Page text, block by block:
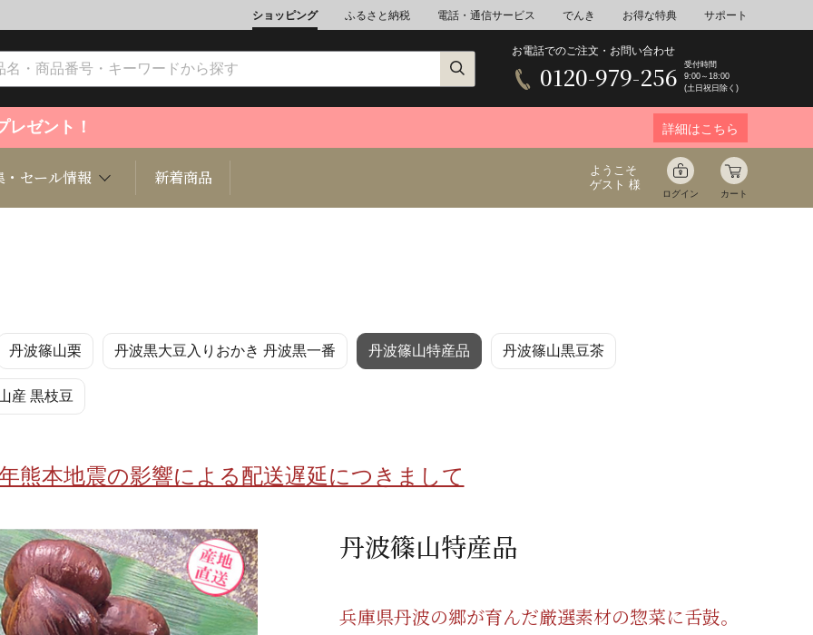
ショッピング ふるさと納税 電話・通信サービス でんき お得な特典 サポート
お電話でのご注文・お問い合わせ
0120-979-256
受付時間
9:00～18:00
(土日祝日除く)
レゼント！ 詳細はこちら
総菜 麺類/つゆ ミネラルウォーター
リンク
ギフト 豊洲お取り寄せ
ョン 定期購読雑誌 書籍 音楽
ビー
連
・セール情報 新着商品
ようこそ
ゲスト 様
ログイン カート
丹波篠山栗 丹波黒大豆入りおかき 丹波黒一番 丹波篠山特産品 丹波篠山黒豆茶
産 黒枝豆
熊本地震の影響による配送遅延につきまして
丹波篠山特産品
兵庫県丹波の郷が育んだ厳選素材の惣菜に舌鼓。